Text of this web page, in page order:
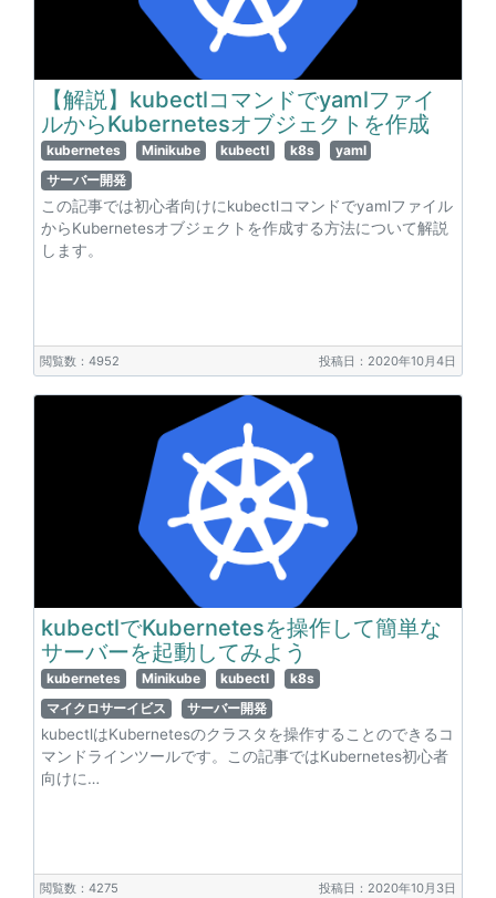
【解説】kubectlコマンドでyamlファイ
ルからKubernetesオブジェクトを作成
kubernetes Minikube kubectl k8s
yaml
サーバー開発
この記事では初心者向けにkubectlコマンドでyamlファイル
からKubernetesオブジェクトを作成する方法について解説
します。
閲覧数：4952 投稿日：2020年10月4日
kubectlでKubernetesを操作して簡単な
サーバーを起動してみよう
kubernetes Minikube kubectl
k8s
マイクロサーイビス
サーバー開発
kubectlはKubernetesのクラスタを操作することのできるコ
マンドラインツールです。この記事ではKubernetes初心者
向けに…
閲覧数：4275 投稿日：2020年10月3日